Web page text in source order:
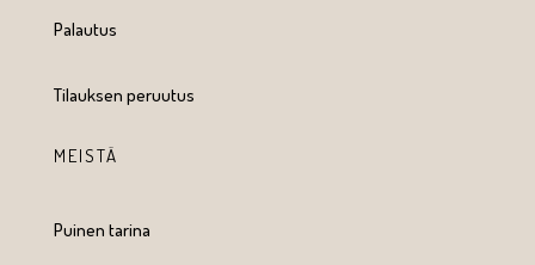
Palautus
Tilauksen peruutus
MEISTÄ
Puinen tarina